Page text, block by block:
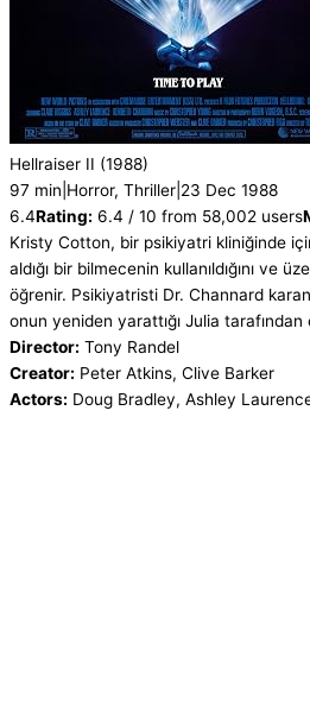
Hellraiser II (1988)
97 min Horror, Thriller 23 Dec 1988
6.4Rating: 6.4 / 10 from 58,002 users
Kristy Cotton, bir psikiyatri kliniğinde
aldığı bir bilmecenin kullanıldığını ve
öğrenir. Psikiyatristi Dr. Channard
onun yeniden yarattığı Julia tarafından
Director: Tony Randel
Creator: Peter Atkins, Clive Barker
Actors: Doug Bradley, Ashley